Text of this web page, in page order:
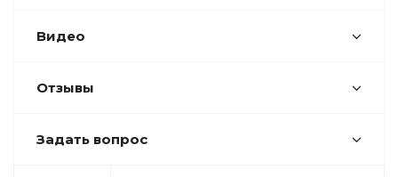
Видео
Отзывы
Задать вопрос